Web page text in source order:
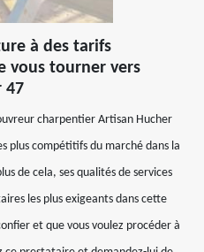
à des tarifs
vous tourner vers
47
charpentier Artisan Hucher
plus compétitifs du marché dans la
de cela, ses qualités de services
les plus exigeants dans cette
et que vous voulez procéder à